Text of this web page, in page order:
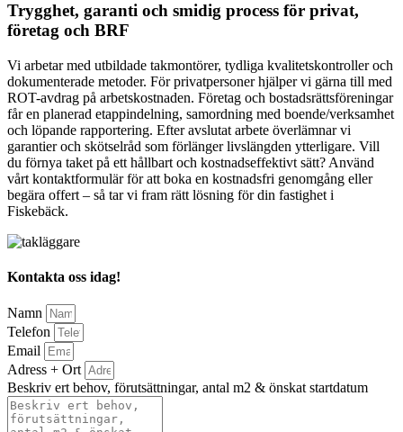
Trygghet, garanti och smidig process för privat,
företag och BRF
Vi arbetar med utbildade takmontörer, tydliga kvalitetskontroller och
dokumenterade metoder. För privatpersoner hjälper vi gärna till med
ROT-avdrag på arbetskostnaden. Företag och bostadsrättsföreningar
får en planerad etappindelning, samordning med boende/verksamhet
och löpande rapportering. Efter avslutat arbete överlämnar vi
garantier och skötselråd som förlänger livslängden ytterligare. Vill
du förnya taket på ett hållbart och kostnadseffektivt sätt? Använd
vårt kontaktformulär för att boka en kostnadsfri genomgång eller
begära offert – så tar vi fram rätt lösning för din fastighet i
Fiskebäck.
Kontakta oss idag!
Namn
Telefon
Email
Adress + Ort
Beskriv ert behov, förutsättningar, antal m2 & önskat startdatum